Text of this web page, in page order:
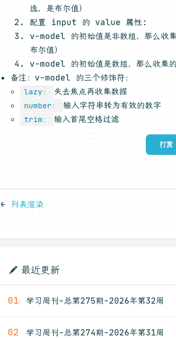
选，是布尔值）
配置 input 的 value 属性:
v-model 的初始值是非数组，那么
布尔值）
v-model 的初始值是数组，那么收集
备注：v-model 的三个修饰符：
lazy： 失去焦点再收集数据
number： 输入字符串转为有效的数字
trim： 输入首尾空格过滤
打赏
← 列表渲染
最近更新
01 学习周刊-总第275期-2026年第32周
02 学习周刊-总第274期-2026年第31周